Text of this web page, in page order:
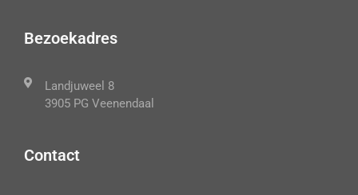
Bezoekadres
Landjuweel 8
3905 PG Veenendaal
Contact